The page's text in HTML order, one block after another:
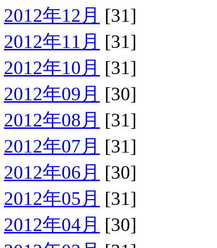
2012年12月 [31]
2012年11月 [31]
2012年10月 [31]
2012年09月 [30]
2012年08月 [31]
2012年07月 [31]
2012年06月 [30]
2012年05月 [31]
2012年04月 [30]